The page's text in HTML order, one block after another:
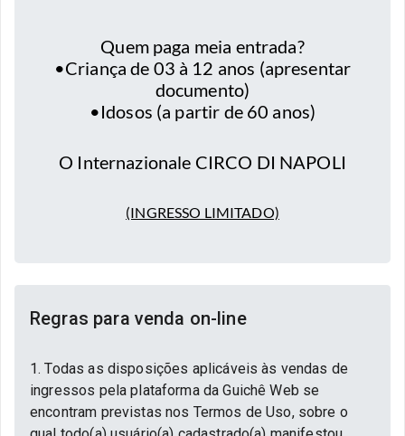
Quem paga meia entrada?
•Criança de 03 à 12 anos (apresentar
documento)
•Idosos (a partir de 60 anos)
O Internazionale CIRCO DI NAPOLI
(INGRESSO LIMITADO)
Regras para venda on-line
1. Todas as disposições aplicáveis às vendas de
ingressos pela plataforma da Guichê Web se
encontram previstas nos Termos de Uso, sobre o